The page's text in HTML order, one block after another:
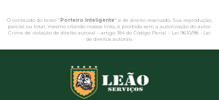
O conteúdo do texto "Porteiro Inteligente" é de direito reservado. Sua reprodução,
parcial ou total, mesmo citando nossos links, é proibida sem a autorização do autor.
Crime de violação de direito autoral – artigo 184 do Código Penal – Lei 9610/98 - Lei
de direitos autorais.